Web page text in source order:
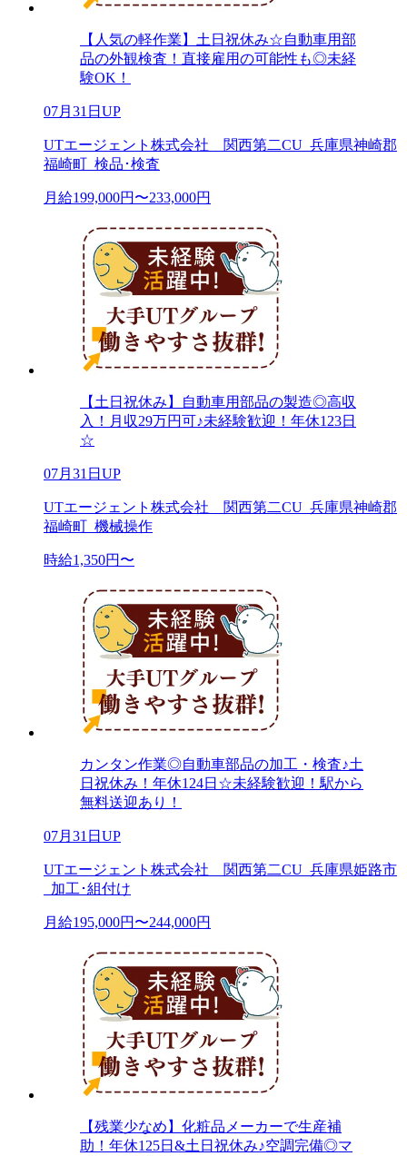
【人気の軽作業】土日祝休み☆自動車用部
品の外観検査！直接雇用の可能性も◎未経
験OK！
07月31日UP
UTエージェント株式会社 関西第二CU_兵庫県神崎郡
福崎町_検品･検査
月給199,000円〜233,000円
【土日祝休み】自動車用部品の製造◎高収
入！月収29万円可♪未経験歓迎！年休123日
☆
07月31日UP
UTエージェント株式会社 関西第二CU_兵庫県神崎郡
福崎町_機械操作
時給1,350円〜
カンタン作業◎自動車部品の加工・検査♪土
日祝休み！年休124日☆未経験歓迎！駅から
無料送迎あり！
07月31日UP
UTエージェント株式会社 関西第二CU_兵庫県姫路市
_加工･組付け
月給195,000円〜244,000円
【残業少なめ】化粧品メーカーで生産補
助！年休125日&土日祝休み♪空調完備◎マ